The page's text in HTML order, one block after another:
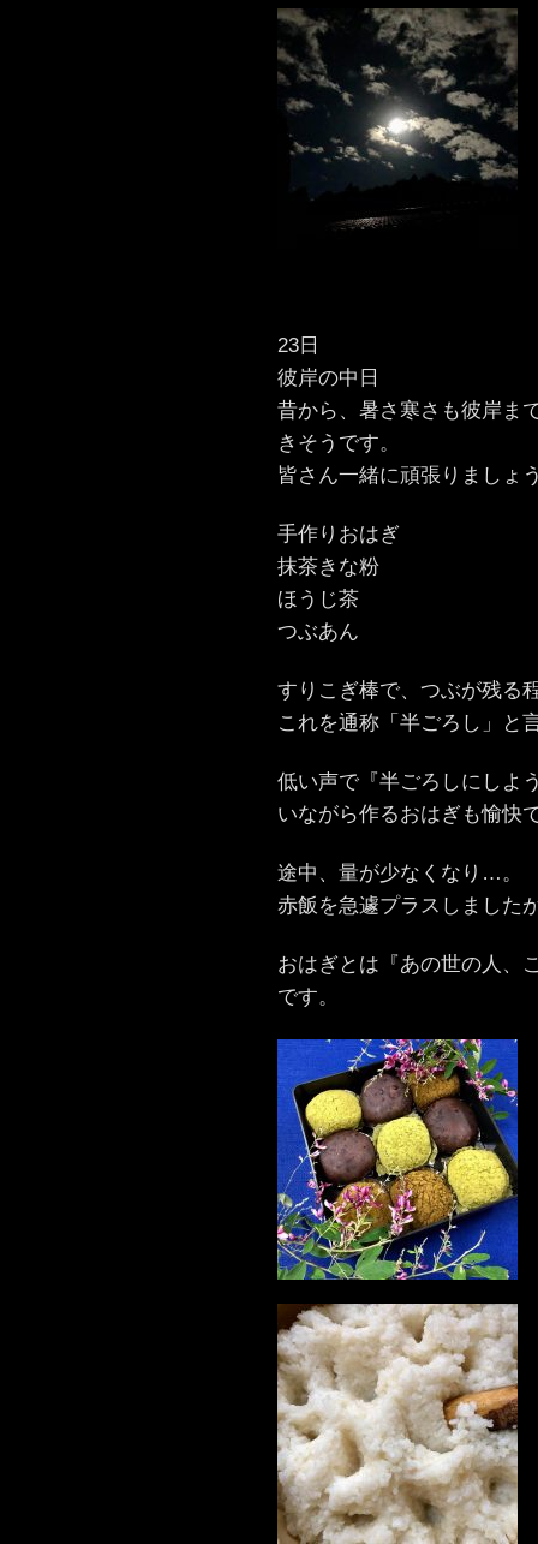
23日
彼岸の中日
昔から、暑さ寒さも彼岸ま
きそうです。
皆さん一緒に頑張りましょ
手作りおはぎ
抹茶きな粉
ほうじ茶
つぶあん
すりこぎ棒で、つぶが残る
これを通称「半ごろし」と
低い声で『半ごろしにしよ
いながら作るおはぎも愉快
途中、量が少なくなり…。
赤飯を急遽プラスしました
おはぎとは『あの世の人、
です。